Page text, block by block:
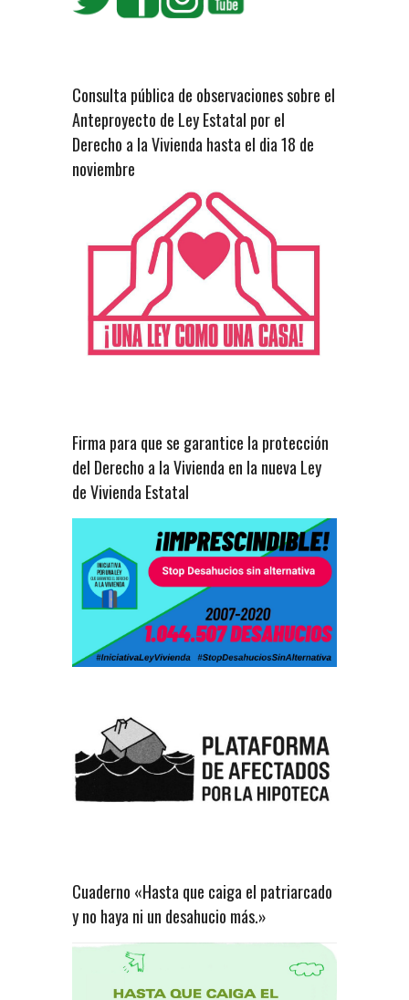
Consulta pública de observaciones sobre el
Anteproyecto de Ley Estatal por el
Derecho a la Vivienda hasta el dia 18 de
noviembre
Firma para que se garantice la protección
del Derecho a la Vivienda en la nueva Ley
de Vivienda Estatal
Cuaderno «Hasta que caiga el patriarcado
y no haya ni un desahucio más.»